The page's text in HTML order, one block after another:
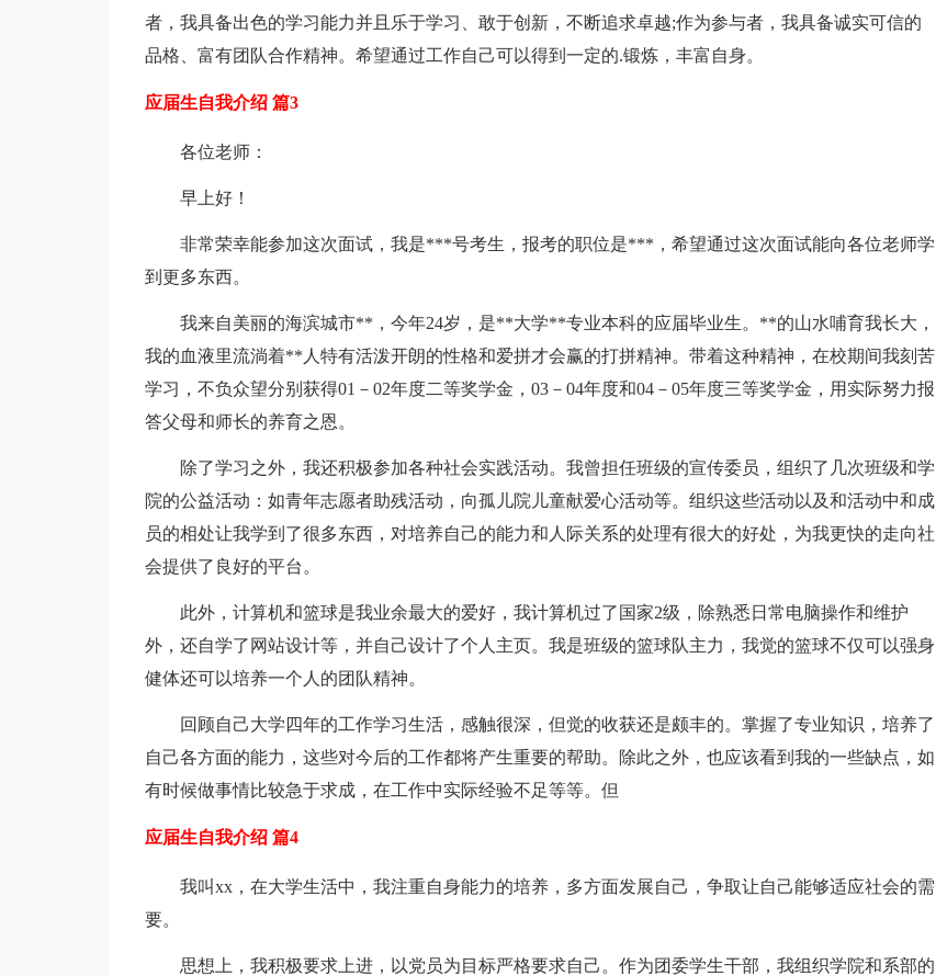
者，我具备出色的学习能力并且乐于学习、敢于创新，不断追求卓越;作为参与者，我具备诚实可信的
品格、富有团队合作精神。希望通过工作自己可以得到一定的.锻炼，丰富自身。
应届生自我介绍 篇3
各位老师：
早上好！
非常荣幸能参加这次面试，我是***号考生，报考的职位是***，希望通过这次面试能向各位老师学
到更多东西。
我来自美丽的海滨城市**，今年24岁，是**大学**专业本科的应届毕业生。**的山水哺育我长大，
我的血液里流淌着**人特有活泼开朗的性格和爱拼才会赢的打拼精神。带着这种精神，在校期间我刻苦
学习，不负众望分别获得01－02年度二等奖学金，03－04年度和04－05年度三等奖学金，用实际努力报
答父母和师长的养育之恩。
除了学习之外，我还积极参加各种社会实践活动。我曾担任班级的宣传委员，组织了几次班级和学
院的公益活动：如青年志愿者助残活动，向孤儿院儿童献爱心活动等。组织这些活动以及和活动中和成
员的相处让我学到了很多东西，对培养自己的能力和人际关系的处理有很大的好处，为我更快的走向社
会提供了良好的平台。
此外，计算机和篮球是我业余最大的爱好，我计算机过了国家2级，除熟悉日常电脑操作和维护
外，还自学了网站设计等，并自己设计了个人主页。我是班级的篮球队主力，我觉的篮球不仅可以强身
健体还可以培养一个人的团队精神。
回顾自己大学四年的工作学习生活，感触很深，但觉的收获还是颇丰的。掌握了专业知识，培养了
自己各方面的能力，这些对今后的工作都将产生重要的帮助。除此之外，也应该看到我的一些缺点，如
有时候做事情比较急于求成，在工作中实际经验不足等等。但
应届生自我介绍 篇4
我叫xx，在大学生活中，我注重自身能力的培养，多方面发展自己，争取让自己能够适应社会的需
要。
思想上，我积极要求上进，以党员为目标严格要求自己。作为团委学生干部，我组织学院和系部的